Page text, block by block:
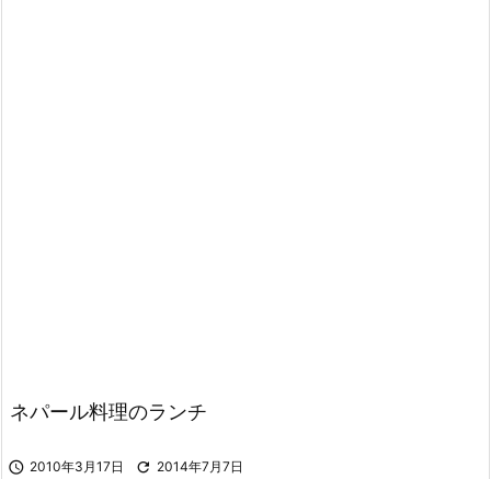
ネパール料理のランチ
 2010年3月17日  2014年7月7日